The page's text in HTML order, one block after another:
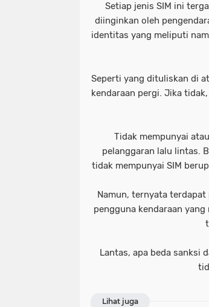
Setiap jenis SIM ini
diinginkan oleh
identitas yang meliputi
Seperti yang dituliskan di
kendaraan pergi. Jika
Tidak mempunyai
pelanggaran lalu lintas.
tidak mempunyai SIM
Namun, ternyata terdapat
pengguna kendaraan
Lantas, apa beda sanksi
Lihat juga